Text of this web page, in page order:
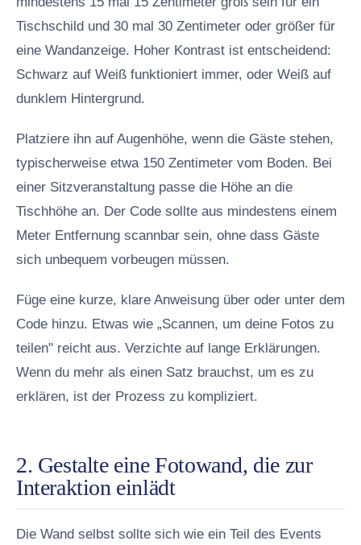
Tischschild und 30 mal 30 Zentimeter oder größer für
eine Wandanzeige. Hoher Kontrast ist entscheidend:
Schwarz auf Weiß funktioniert immer, oder Weiß auf
dunklem Hintergrund.
Platziere ihn auf Augenhöhe, wenn die Gäste stehen,
typischerweise etwa 150 Zentimeter vom Boden. Bei
einer Sitzveranstaltung passe die Höhe an die
Tischhöhe an. Der Code sollte aus mindestens einem
Meter Entfernung scannbar sein, ohne dass Gäste
sich unbequem vorbeugen müssen.
Füge eine kurze, klare Anweisung über oder unter dem
Code hinzu. Etwas wie „Scannen, um deine Fotos zu
teilen" reicht aus. Verzichte auf lange Erklärungen.
Wenn du mehr als einen Satz brauchst, um es zu
erklären, ist der Prozess zu kompliziert.
2. Gestalte eine Fotowand, die zur
Interaktion einlädt
Die Wand selbst sollte sich wie ein Teil des Events